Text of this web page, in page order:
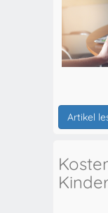
Artikel